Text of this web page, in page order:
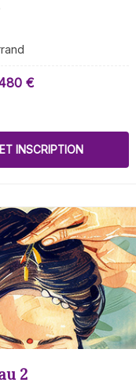
€
INSCRIPTION
2